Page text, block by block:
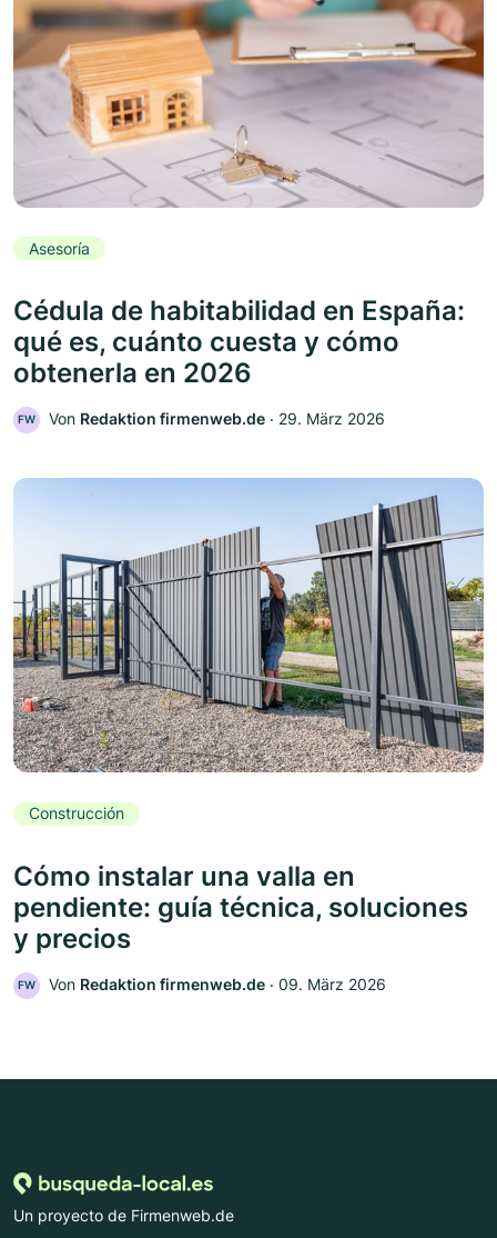
Asesoría
Cédula de habitabilidad en España:
qué es, cuánto cuesta y cómo
obtenerla en 2026
FW Von Redaktion firmenweb.de ‧ 29. März 2026
Construcción
Cómo instalar una valla en
pendiente: guía técnica, soluciones
y precios
FW Von Redaktion firmenweb.de ‧ 09. März 2026
Un proyecto de Firmenweb.de